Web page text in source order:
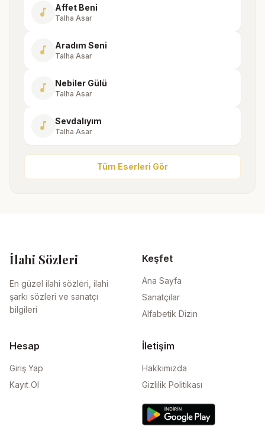
music_note Affet Beni
Talha Asar
music_note Aradım Seni
Talha Asar
music_note Nebiler Gülü
Talha Asar
music_note Sevdalıyım
Talha Asar
Tüm Eserleri Gör
İlahi Sözleri
En güzel ilahi sözleri, ilahi
şarkı sözleri ve sanatçı
bilgileri
Keşfet
Ana Sayfa
Sanatçılar
Alfabetik Dizin
Hesap
Giriş Yap
Kayıt Ol
İletişim
Hakkımızda
Gizlilik Politikası